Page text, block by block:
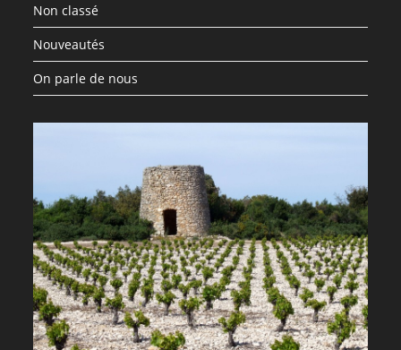
Non classé
Nouveautés
On parle de nous